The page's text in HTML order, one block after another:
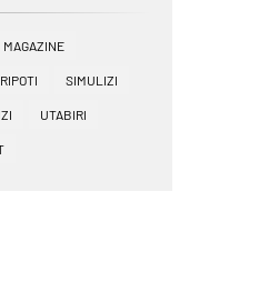
MAGAZINE
RIPOTI SIMULIZI
UTABIRI